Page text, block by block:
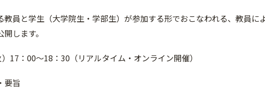
員と学生（大学院生・学部生）が参加する形でおこなわれる、教員に
します。
17：00～18：30（リアルタイム・オンライン開催）
要旨